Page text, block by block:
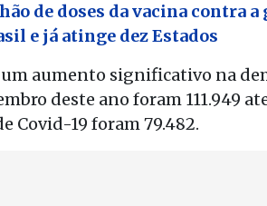
de doses da vacina contra a
e já atinge dez Estados
aumento significativo na
deste ano foram 111.949
Covid-19 foram 79.482.